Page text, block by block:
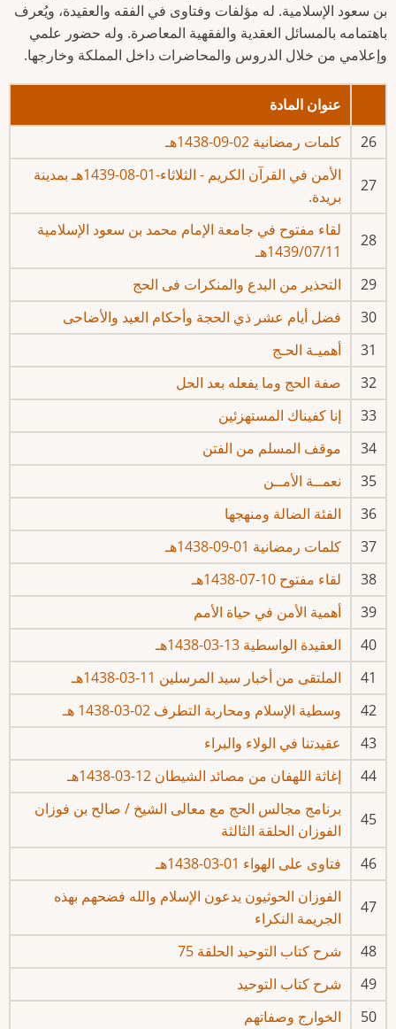
بن سعود الإسلامية. له مؤلفات وفتاوى في الفقه والعقيدة، ويُعرف
باهتمامه بالمسائل العقدية والفقهية المعاصرة. وله حضور علمي
وإعلامي من خلال الدروس والمحاضرات داخل المملكة وخارجها.
عنوان المادة
26 كلمات رمضانية 02-09-1438هـ
27
الأمن في القرآن الكريم - الثلاثاء-01-08-1439هـ بمدينة
بريدة.
28
لقاء مفتوح في جامعة الإمام محمد بن سعود الإسلامية
1439/07/11هـ
29
التحذير من البدع والمنكرات فى الحج
30
فضل أيام عشر ذي الحجة وأحكام العيد والأضاحى
31
أهميـة الحـج
32
صفة الحج وما يفعله بعد الحل
33
إنا كفيناك المستهزئين
34
موقف المسلم من الفتن
35
نعمــة الأمــن
36
الفئة الضالة ومنهجها
37
كلمات رمضانية 01-09-1438هـ
38
لقاء مفتوح 10-07-1438هـ
39
أهمية الأمن في حياة الأمم
40
العقيدة الواسطية 13-03-1438هـ
41
الملتقى من أخبار سيد المرسلين 11-03-1438هـ
42
وسطية الإسلام ومحاربة التطرف 02-03-1438 هـ
43
عقيدتنا في الولاء والبراء
44
إغاثة اللهفان من مصائد الشيطان 12-03-1438هـ
45
برنامج مجالس الحج مع معالى الشيخ / صالح بن فوزان
الفوزان الحلقة الثالثة
46
فتاوى على الهواء 01-03-1438هـ
47
الفوزان الحوثيون يدعون الإسلام والله فضحهم بهذه
الجريمة النكراء
48
شرح كتاب التوحيد الحلقة 75
49
شرح كتاب التوحيد
50
الخوارج وصفاتهم